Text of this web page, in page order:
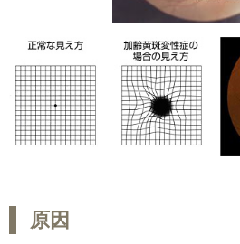
原因